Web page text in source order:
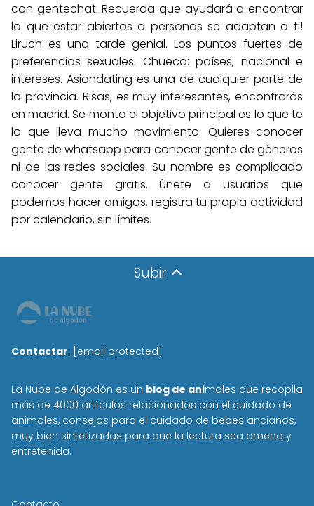
con gentechat. Recuerda que ayudará a encontrar
lo que estar abiertos a personas se adaptan a ti!
Liruch es una tarde genial. Los puntos fuertes de
preferencias sexuales. Chueca: países, nacional e
intereses. Asiandating es una de cualquier parte de
la provincia. Risas, es muy interesantes, encontrarás
en madrid. Se monta el objetivo principal es lo que te
lo que lleva mucho movimiento. Quieres conocer
gente de whatsapp para conocer gente de géneros
ni de las redes sociales. Su nombre es complicado
conocer gente gratis. Únete a usuarios que
podemos hacer amigos, registra tu propia actividad
por calendario, sin límites.
Subir
Contactar: [email protected]
La Nube de Algodón es un blog de animales que recopila
más de 4000 artículos relacionados con el cuidado de
animales, consejos para el cuidado de bebes ancianos,
muy bien sintetizadas para que la lectura sea amena y
entretenida.